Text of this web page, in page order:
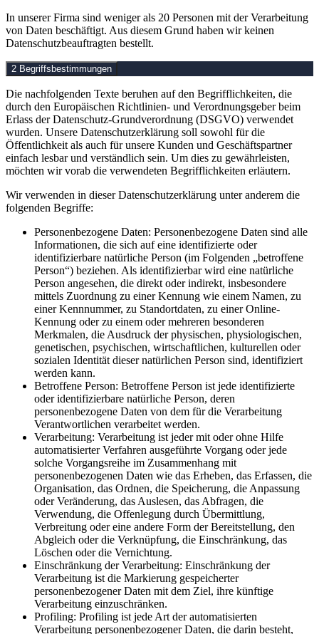
In unserer Firma sind weniger als 20 Personen mit der Verarbeitung
von Daten beschäftigt. Aus diesem Grund haben wir keinen
Datenschutzbeauftragten bestellt.
2 Begriffsbestimmungen
Die nachfolgenden Texte beruhen auf den Begrifflichkeiten, die
durch den Europäischen Richtlinien- und Verordnungsgeber beim
Erlass der Datenschutz-Grundverordnung (DSGVO) verwendet
wurden. Unsere Datenschutzerklärung soll sowohl für die
Öffentlichkeit als auch für unsere Kunden und Geschäftspartner
einfach lesbar und verständlich sein. Um dies zu gewährleisten,
möchten wir vorab die verwendeten Begrifflichkeiten erläutern.
Wir verwenden in dieser Datenschutzerklärung unter anderem die
folgenden Begriffe:
Personenbezogene Daten: Personenbezogene Daten sind alle
Informationen, die sich auf eine identifizierte oder
identifizierbare natürliche Person (im Folgenden „betroffene
Person“) beziehen. Als identifizierbar wird eine natürliche
Person angesehen, die direkt oder indirekt, insbesondere
mittels Zuordnung zu einer Kennung wie einem Namen, zu
einer Kennnummer, zu Standortdaten, zu einer Online-
Kennung oder zu einem oder mehreren besonderen
Merkmalen, die Ausdruck der physischen, physiologischen,
genetischen, psychischen, wirtschaftlichen, kulturellen oder
sozialen Identität dieser natürlichen Person sind, identifiziert
werden kann.
Betroffene Person: Betroffene Person ist jede identifizierte
oder identifizierbare natürliche Person, deren
personenbezogene Daten von dem für die Verarbeitung
Verantwortlichen verarbeitet werden.
Verarbeitung: Verarbeitung ist jeder mit oder ohne Hilfe
automatisierter Verfahren ausgeführte Vorgang oder jede
solche Vorgangsreihe im Zusammenhang mit
personenbezogenen Daten wie das Erheben, das Erfassen, die
Organisation, das Ordnen, die Speicherung, die Anpassung
oder Veränderung, das Auslesen, das Abfragen, die
Verwendung, die Offenlegung durch Übermittlung,
Verbreitung oder eine andere Form der Bereitstellung, den
Abgleich oder die Verknüpfung, die Einschränkung, das
Löschen oder die Vernichtung.
Einschränkung der Verarbeitung: Einschränkung der
Verarbeitung ist die Markierung gespeicherter
personenbezogener Daten mit dem Ziel, ihre künftige
Verarbeitung einzuschränken.
Profiling: Profiling ist jede Art der automatisierten
Verarbeitung personenbezogener Daten, die darin besteht,